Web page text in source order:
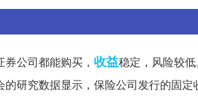
公司都能购买， 收益稳定，风险较
研究数据显示，保险公司发行的固定